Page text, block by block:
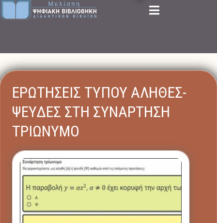
ΕΡΩΤΗΣΕΙΣ ΤΥΠΟΥ ΑΛΗΘΕΣ-
ΨΕΥΔΕΣ ΣΤΗ ΣΥΝΑΡΤΗΣΗ
ΤΡΙΩΝΥΜΟ